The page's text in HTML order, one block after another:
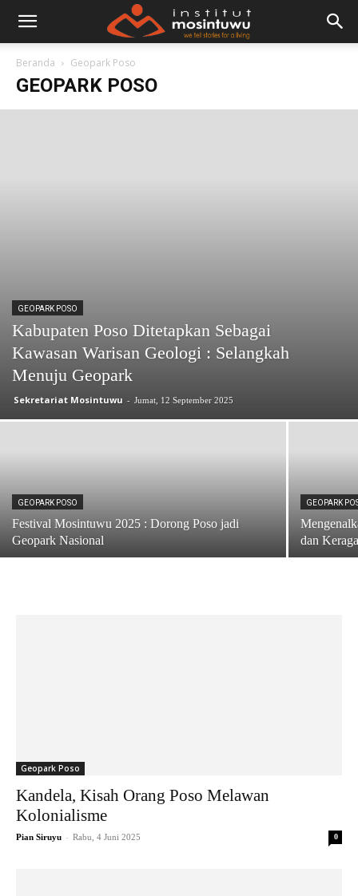
Beranda Geopark Poso
GEOPARK POSO
GEOPARK POSO
Kabupaten Poso Ditetapkan Sebagai
Kawasan Warisan Geologi : Selangkah
Menuju Geopark
Sekretariat Mosintuwu - Jumat, 12 September 2025
GEOPARK POSO
Festival Mosintuwu 2025 : Dorong Poso jadi
Geopark Nasional
GEOPARK
dan
Geopark Poso
Kandela, Kisah Orang Poso Melawan
Kolonialisme
Pian Siruyu - Rabu, 4 Juni 2025 0